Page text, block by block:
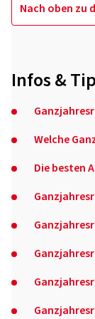
Nach oben zu
Infos &
Welche
Die besten